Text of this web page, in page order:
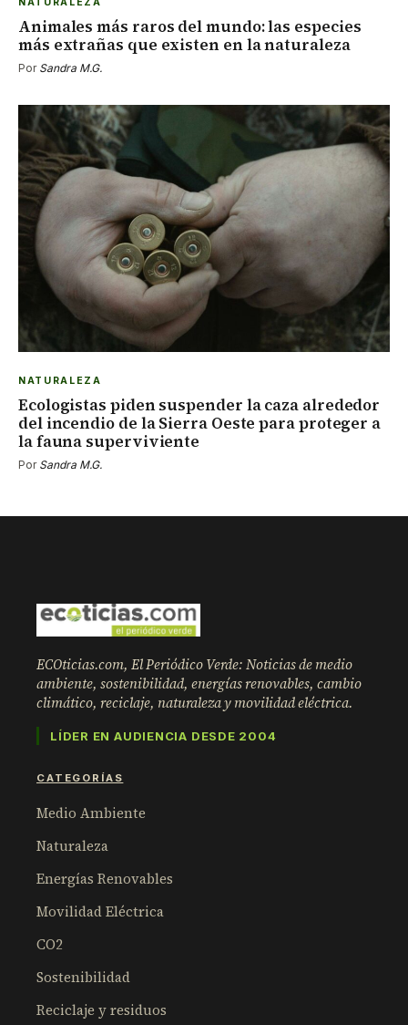
Animales más raros del mundo: las especies
más extrañas que existen en la naturaleza
Por Sandra M.G.
NATURALEZA
Ecologistas piden suspender la caza alrededor
del incendio de la Sierra Oeste para proteger a
la fauna superviviente
Por Sandra M.G.
ECOticias.com, El Periódico Verde: Noticias de medio
ambiente, sostenibilidad, energías renovables, cambio
climático, reciclaje, naturaleza y movilidad eléctrica.
LÍDER EN AUDIENCIA DESDE 2004
CATEGORÍAS
Medio Ambiente
Naturaleza
Energías Renovables
Movilidad Eléctrica
CO2
Sostenibilidad
Reciclaje y residuos